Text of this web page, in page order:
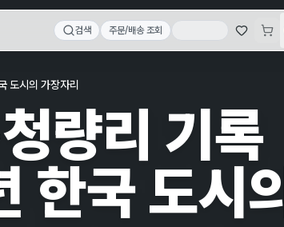
검색 주문/배송 조회
도시의 가장자리
량리 기록
한국 도시의